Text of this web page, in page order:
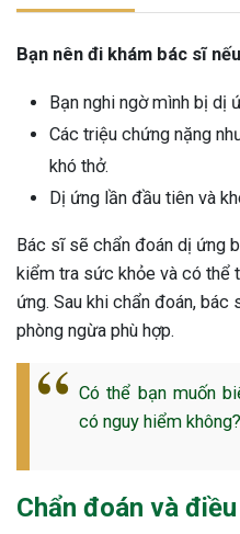
Bạn nên đi khám bác sĩ
Bạn nghi ngờ mình bị dị
Các triệu chứng nặng
khó thở.
Dị ứng lần đầu tiên và
Bác sĩ sẽ chẩn đoán dị ứng
kiểm tra sức khỏe và có thể
ứng. Sau khi chẩn đoán,
phòng ngừa phù hợp.
Có thể bạn muốn
có nguy hiểm
Chẩn đoán và